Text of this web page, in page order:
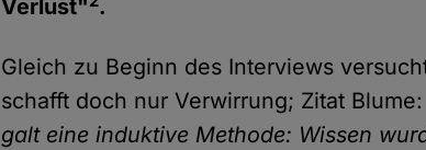
Verlust" .
Gleich zu Beginn des Interviews
schafft doch nur Verwirrung; Zitat Blume:
galt eine induktive Methode: Wissen